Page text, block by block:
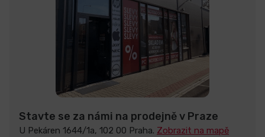
Stavte se za námi na prodejně v Praze
U Pekáren 1644/1a, 102 00 Praha. Zobrazit na mapě